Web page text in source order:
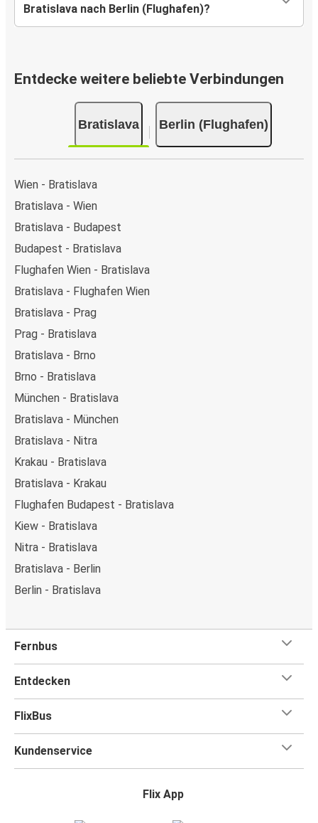
Bratislava nach Berlin (Flughafen)?
Entdecke weitere beliebte Verbindungen
Bratislava Berlin (Flughafen)
Wien - Bratislava
Bratislava - Wien
Bratislava - Budapest
Budapest - Bratislava
Flughafen Wien - Bratislava
Bratislava - Flughafen Wien
Bratislava - Prag
Prag - Bratislava
Bratislava - Brno
Brno - Bratislava
München - Bratislava
Bratislava - München
Bratislava - Nitra
Krakau - Bratislava
Bratislava - Krakau
Flughafen Budapest - Bratislava
Kiew - Bratislava
Nitra - Bratislava
Bratislava - Berlin
Berlin - Bratislava
Fernbus
Entdecken
FlixBus
Kundenservice
Flix App